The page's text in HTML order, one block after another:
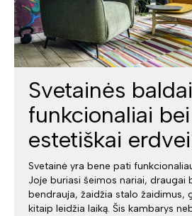
Svetainės
funkcionaliai bei
estetiškai
Svetainė yra bene pati
Joje buriasi šeimos nariai, draugai
bendrauja, žaidžia stalo žaidimus,
kitaip leidžia laiką. Šis kambarys